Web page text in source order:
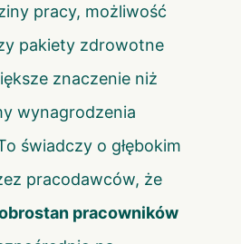
pracy, możliwość
pakiety zdrowotne
znaczenie niż
wynagrodzenia
świadczy o głębokim
pracodawców, że
pracowników